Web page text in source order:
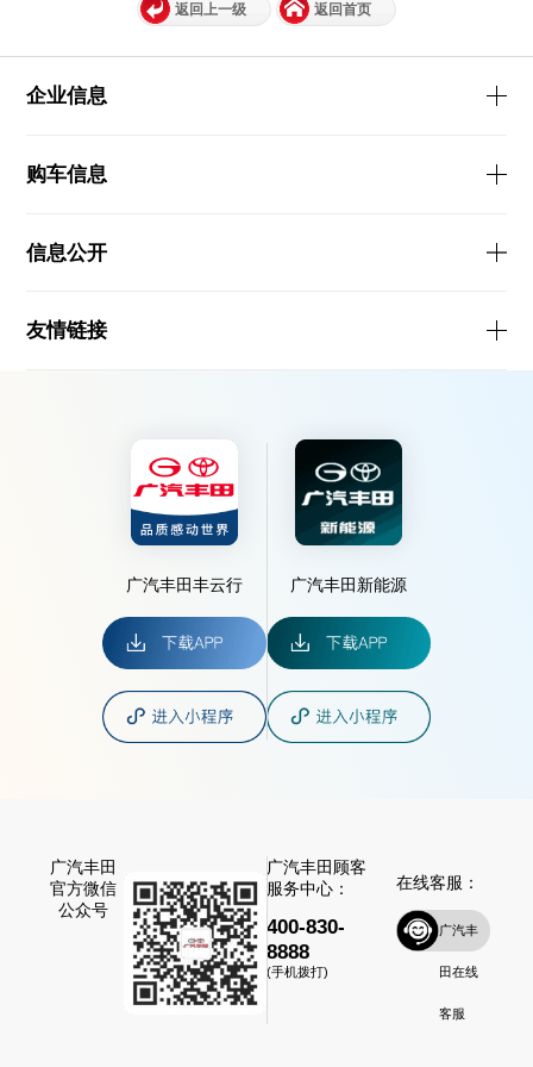
返回上一级 返回首页
企业信息
购车信息
信息公开
友情链接
广汽丰田丰云行 广汽丰田新能源
广汽丰田
官方微信
公众号
广汽丰田顾客
服务中心：
400-830-
8888
(手机拨打)
在线客服：
广汽丰
田在线
客服